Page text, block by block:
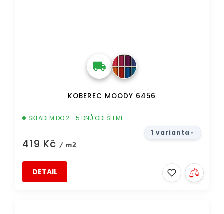
KOBEREC MOODY 6456
SKLADEM DO 2 - 5 DNŮ ODEŠLEME
419 Kč / m2
DETAIL
1 varianta